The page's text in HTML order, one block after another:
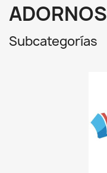
ADORNOS
Subcategorías